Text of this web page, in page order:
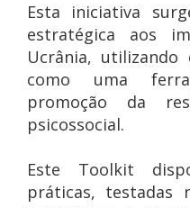
Esta iniciativa
estratégica aos
Ucrânia,
como uma
promoção da
psicossocial.
Este Toolkit
práticas, testadas